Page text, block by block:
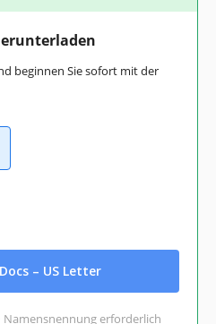
beginnen Sie sofort mit der
– US Letter
Namensnennung erforderlich